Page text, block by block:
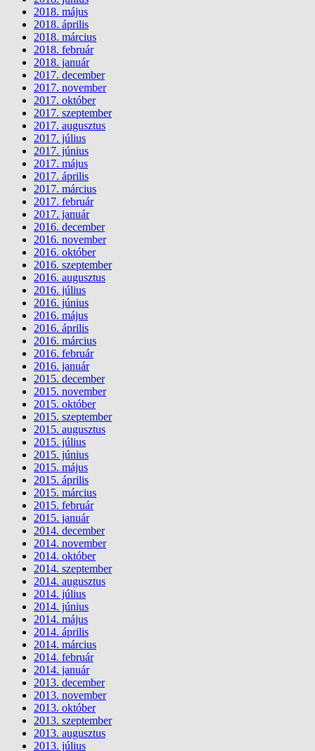
2018. május
2018. április
2018. március
2018. február
2018. január
2017. december
2017. november
2017. október
2017. szeptember
2017. augusztus
2017. július
2017. június
2017. május
2017. április
2017. március
2017. február
2017. január
2016. december
2016. november
2016. október
2016. szeptember
2016. augusztus
2016. július
2016. június
2016. május
2016. április
2016. március
2016. február
2016. január
2015. december
2015. november
2015. október
2015. szeptember
2015. augusztus
2015. július
2015. június
2015. május
2015. április
2015. március
2015. február
2015. január
2014. december
2014. november
2014. október
2014. szeptember
2014. augusztus
2014. július
2014. június
2014. május
2014. április
2014. március
2014. február
2014. január
2013. december
2013. november
2013. október
2013. szeptember
2013. augusztus
2013. július